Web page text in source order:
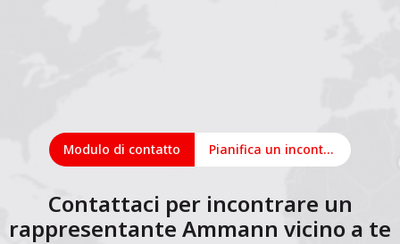
Modulo di contatto Pianifica un incontro online
Contattaci per incontrare un
rappresentante Ammann vicino a te